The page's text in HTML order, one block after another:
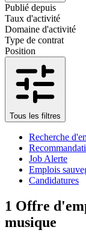
Publié depuis
Taux d'activité
Domaine d'activité
Type de contrat
Position
Tous les filtres
Recherche
Job Alerte
Emplois
Candidatures
1 Offre
musique